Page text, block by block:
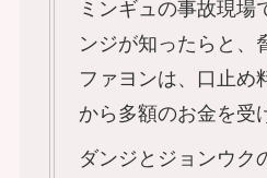
ミンギュの事故現場
ンジが知ったらと、
ファヨンは、口止め
から多額のお金を受
ダンジとジョンウク